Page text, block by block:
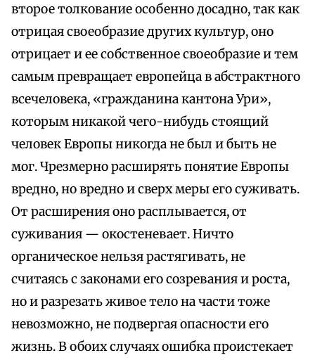
второе толкование особенно досадно, так как
отрицая своеобразие других культур, оно
отрицает и ее собственное своеобразие и тем
самым превращает европейца в абстрактного
всечеловека, «гражданина кантона Ури»,
которым никакой чего-нибудь стоящий
человек Европы никогда не был и быть не
мог. Чрезмерно расширять понятие Европы
вредно, но вредно и сверх меры его суживать.
От расширения оно расплывается, от
суживания — окостеневает. Ничто
органическое нельзя растягивать, не
считаясь с законами его созревания и роста,
но и разрезать живое тело на части тоже
невозможно, не подвергая опасности его
жизнь. В обоих случаях ошибка проистекает